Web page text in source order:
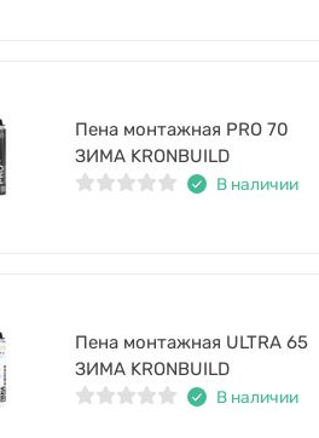
Пена монтажная PRO 70
ЗИМА KRONBUILD
В наличии
Пена монтажная ULTRA 65
ЗИМА KRONBUILD
В наличии